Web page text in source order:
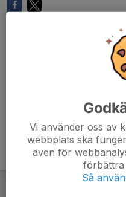
Vi använder oss av
webbplats ska
även för
förbättra
Så